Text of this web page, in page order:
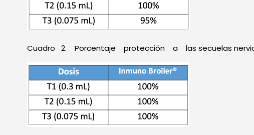
Cuadro 2. Porcentaje protección a las secuelas